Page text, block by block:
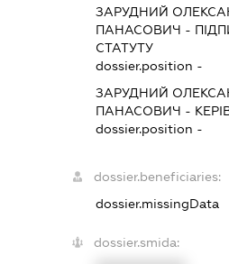
ЗАРУДНИЙ
ПАНАСОВИЧ -
СТАТУТУ
dossier.position -
ЗАРУДНИЙ
ПАНАСОВИЧ -
dossier.position -
dossier.beneficiaries:
dossier.missingData
dossier.smida: